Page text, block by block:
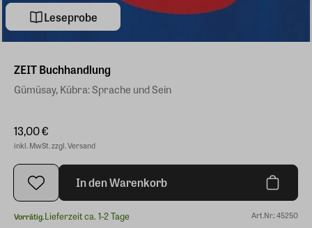
Leseprobe
ZEIT Buchhandlung
Gümüsay, Kübra: Sprache und Sein
13,00 €
inkl. MwSt. zzgl. Versand
In den Warenkorb
Vorrätig.Lieferzeit ca. 1-2 Tage Art.Nr.: 45250